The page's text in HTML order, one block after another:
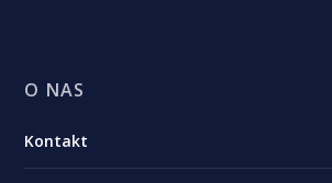
O NAS
Kontakt